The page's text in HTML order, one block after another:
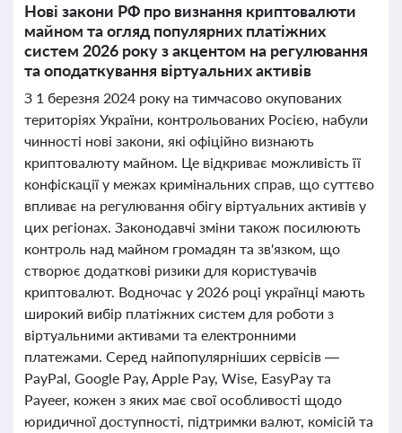
Нові закони РФ про визнання криптовалюти
майном та огляд популярних платіжних
систем 2026 року з акцентом на регулювання
та оподаткування віртуальних активів
З 1 березня 2024 року на тимчасово окупованих
територіях України, контрольованих Росією, набули
чинності нові закони, які офіційно визнають
криптовалюту майном. Це відкриває можливість її
конфіскації у межах кримінальних справ, що суттєво
впливає на регулювання обігу віртуальних активів у
цих регіонах. Законодавчі зміни також посилюють
контроль над майном громадян та зв'язком, що
створює додаткові ризики для користувачів
криптовалют. Водночас у 2026 році українці мають
широкий вибір платіжних систем для роботи з
віртуальними активами та електронними
платежами. Серед найпопулярніших сервісів —
PayPal, Google Pay, Apple Pay, Wise, EasyPay та
Payeer, кожен з яких має свої особливості щодо
юридичної доступності, підтримки валют, комісій та